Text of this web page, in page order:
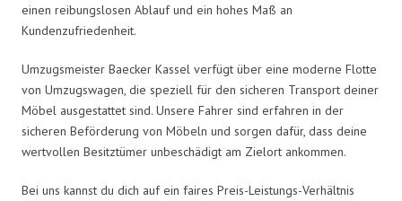
einen reibungslosen Ablauf und ein hohes Maß an
Kundenzufriedenheit.
Umzugsmeister Baecker Kassel verfügt über eine moderne Flotte
von Umzugswagen, die speziell für den sicheren Transport deiner
Möbel ausgestattet sind. Unsere Fahrer sind erfahren in der
sicheren Beförderung von Möbeln und sorgen dafür, dass deine
wertvollen Besitztümer unbeschädigt am Zielort ankommen.
Bei uns kannst du dich auf ein faires Preis-Leistungs-Verhältnis